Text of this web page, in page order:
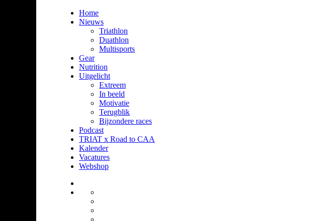
Home
Nieuws
Triathlon
Duathlon
Multisports
Gear
Nutrition
Uitgelicht
Extreem
In beeld
Motivatie
Terugblik
Bijzondere races
Podcast
TRIAT x Road to CAA
Kalender
Vacatures
Webshop